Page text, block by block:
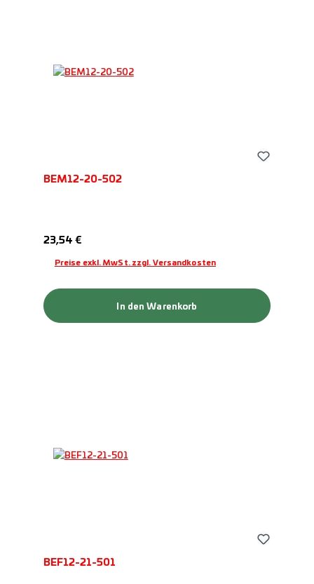
BEM12-20-502
Regulärer Preis:
23,54 €
Preise exkl. MwSt. zzgl. Versandkosten
In den Warenkorb
BEF12-21-501